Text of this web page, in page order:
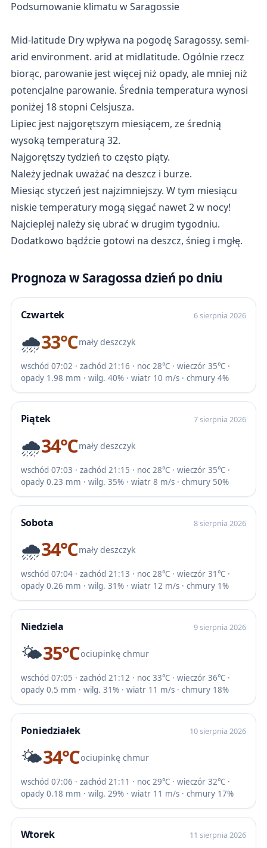
Podsumowanie klimatu w Saragossie
Mid-latitude Dry wpływa na pogodę Saragossy. semi-
arid environment. arid at midlatitude. Ogólnie rzecz
biorąc, parowanie jest więcej niż opady, ale mniej niż
potencjalne parowanie. Średnia temperatura wynosi
poniżej 18 stopni Celsjusza.
Lipiec jest najgorętszym miesiącem, ze średnią
wysoką temperaturą 32.
Najgorętszy tydzień to często piąty.
Należy jednak uważać na deszcz i burze.
Miesiąc styczeń jest najzimniejszy. W tym miesiącu
niskie temperatury mogą sięgać nawet 2 w nocy!
Najcieplej należy się ubrać w drugim tygodniu.
Dodatkowo bądźcie gotowi na deszcz, śnieg i mgłę.
Prognoza w Saragossa dzień po dniu
Czwartek 6 sierpnia 2026
🌧️33℃mały deszczyk
wschód 07:02 · zachód 21:16 · noc 28℃ · wieczór 35℃ ·
opady 1.98 mm · wilg. 40% · wiatr 10 m/s · chmury 4%
Piątek 7 sierpnia 2026
🌧️34℃mały deszczyk
wschód 07:03 · zachód 21:15 · noc 28℃ · wieczór 35℃ ·
opady 0.23 mm · wilg. 35% · wiatr 8 m/s · chmury 50%
Sobota 8 sierpnia 2026
🌧️34℃mały deszczyk
wschód 07:04 · zachód 21:13 · noc 28℃ · wieczór 31℃ ·
opady 0.26 mm · wilg. 31% · wiatr 12 m/s · chmury 1%
Niedziela 9 sierpnia 2026
🌤️35℃ociupinkę chmur
wschód 07:05 · zachód 21:12 · noc 33℃ · wieczór 36℃ ·
opady 0.5 mm · wilg. 31% · wiatr 11 m/s · chmury 18%
Poniedziałek 10 sierpnia 2026
🌤️34℃ociupinkę chmur
wschód 07:06 · zachód 21:11 · noc 29℃ · wieczór 32℃ ·
opady 0.18 mm · wilg. 29% · wiatr 11 m/s · chmury 17%
Wtorek 11 sierpnia 2026